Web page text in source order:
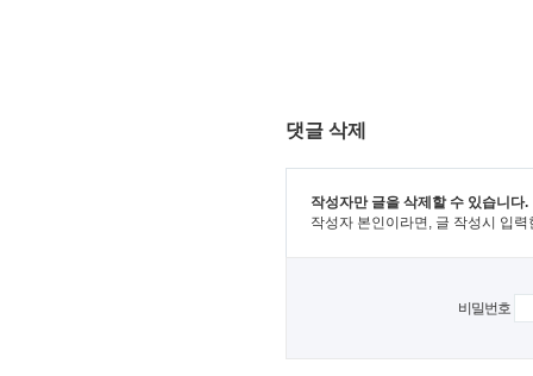
댓글 삭제
작성자만 글을 삭제할 수 있습니다.
작성자 본인이라면, 글 작성시 입
비밀번호